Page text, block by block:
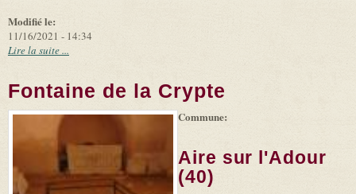
Modifié le:
11/16/2021 - 14:34
Lire la suite ...
Fontaine de la Crypte
-
Leaflet (link is
|
external)
Microsoft
and
suppliers
Commune:
Aire sur l'Adour
(40)